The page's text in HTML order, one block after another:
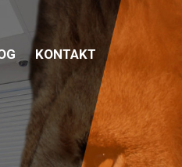
KONTAKT